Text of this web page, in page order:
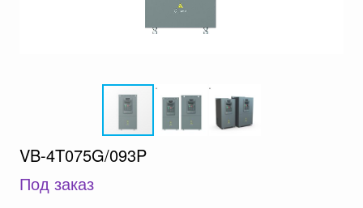
VB-4T075G/093P
Под заказ